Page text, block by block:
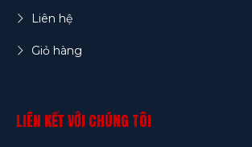
Liên hệ
Giỏ hàng
LIÊN KẾT VỚI CHÚNG TÔI